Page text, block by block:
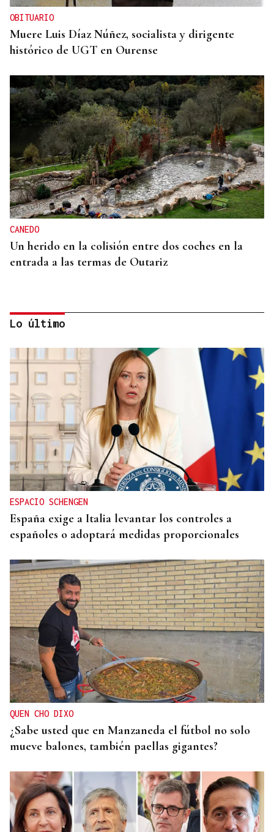
OBITUARIO
Muere Luis Díaz Núñez, socialista y dirigente
histórico de UGT en Ourense
CANEDO
Un herido en la colisión entre dos coches en la
entrada a las termas de Outariz
MOVILIDAD VERANO
Un coche todo el verano por 16.32 euros,
entregado en tu puerta
Lo último
ESPACIO SCHENGEN
España exige a Italia levantar los controles a
españoles o adoptará medidas proporcionales
QUEN CHO DIXO
¿Sabe usted que en Manzaneda el fútbol no solo
mueve balones, también paellas gigantes?